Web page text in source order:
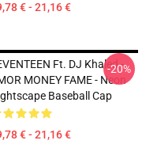
€ - 21,16 €
Ft. DJ Khaled -
MONEY FAME - Neon
Baseball Cap
€ - 21,16 €
-20%